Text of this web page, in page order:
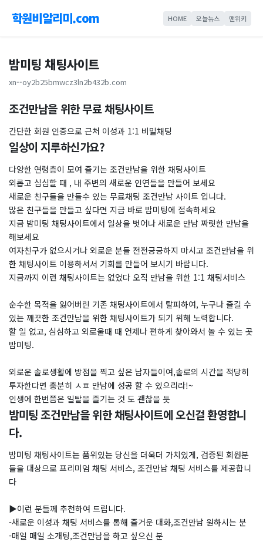
학원비알리미.com HOME 오늘뉴스 맨위키
밤미팅 채팅사이트
xn--oy2b25bmwcz3ln2b432b.com
조건만남을 위한 무료 채팅사이트
​간단한 회원 인증으로 근처 이성과 1:1 비밀채팅
일상이 지루하신가요?
다양한 연령층이 모여 즐기는 조건만남을 위한 채팅사이트
외롭고 심심할 때 , 내 주변의 새로운 인연들을 만들어 보세요
새로운 친구들을 만들수 있는 무료채팅 조건만남 사이트 입니다.
많은 친구들을 만들고 싶다면 지금 바로 밤미팅에 접속하세요
지금 밤미팅 채팅사이트에서 일상을 벗어나 새로운 만남 짜릿한 만남을
해보세요
여자친구가 없으시거나 외로운 분들 전전긍긍하지 마시고 조건만남을 위
한 채팅사이트 이용하셔서 기회를 만들어 보시기 바랍니다.
지금까지 이런 채팅사이트는 없었다 오직 만남을 위한 1:1 채팅서비스
순수한 목적을 잃어버린 기존 채팅사이트에서 탈피하여, 누구나 즐길 수
있는 깨끗한 조건만남을 위한 채팅사이트가 되기 위해 노력합니다.
할 일 없고, 심심하고 외로울때 때 언제나 편하게 찾아와서 놀 수 있는 곳
밤미팅.
외로운 솔로생활에 방점을 찍고 싶은 남자들이여,솔로의 시간을 적당히
투자한다면 충분히 ㅅㅍ 만남에 성공 할 수 있으리라!~
인생에 한번쯤은 일탈을 즐기는 것 도 괜찮을 듯
밤미팅 조건만남을 위한 채팅사이트에 오신걸 환영합니
다.
밤미팅 채팅사이트는 품위있는 당신을 더욱더 가치있게, 검증된 회원분
들을 대상으로 프리미엄 채팅 서비스, 조건만남 채팅 서비스를 제공합니
다
▶이런 분들께 추천하여 드립니다.
-새로운 이성과 채팅 서비스를 통해 즐거운 대화,조건만남 원하시는 분
-매일 매일 소개팅,조건만남을 하고 싶으신 분